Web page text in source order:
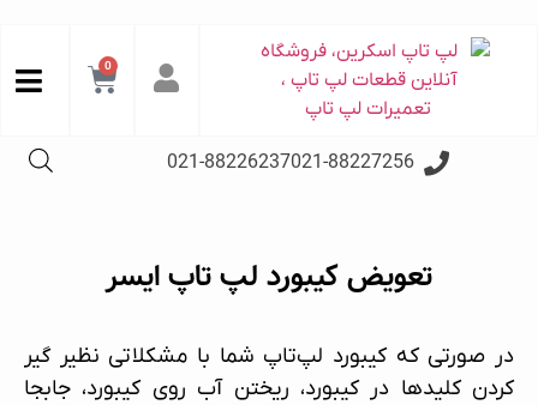
0
021-88227256
021-88226237
تعویض کیبورد لپ تاپ ایسر
در صورتی که کیبورد لپ‌تاپ شما با مشکلاتی نظیر گیر
کردن کلیدها در کیبورد، ریختن آب روی کیبورد، جابجا